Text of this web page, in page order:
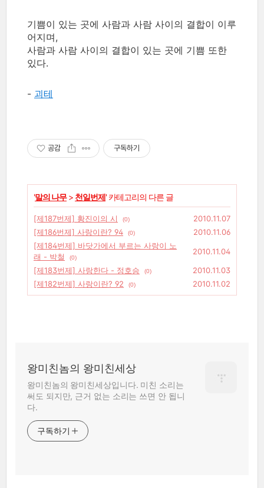
기쁨이 있는 곳에 사람과 사람 사이의 결합이 이루
어지며,
사람과 사람 사이의 결합이 있는 곳에 기쁨 또한
있다.
- 괴테
공감 구독하기
'말의 나무> 천일번제' 카테고리의 다른 글
[제187번제] 황진이의 시 (0)
2010.11.07
[제186번제] 사랑이란? 94
(0)
2010.11.06
[제184번제] 바닷가에서 부르는 사랑이 노
래 - 박철
(0)
2010.11.04
[제183번제] 사랑한다 - 정호승
(0)
2010.11.03
[제182번제] 사랑이란? 92
(0) 2010.11.02
왕미친놈의 왕미친세상
왕미친놈의 왕미친세상입니다. 미친 소리는
써도 되지만, 근거 없는 소리는 쓰면 안 됩니
다.
구독하기